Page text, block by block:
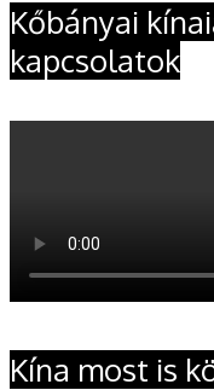
Kőbányai
kapcsolatok
Kína most is